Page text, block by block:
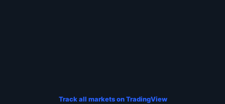
Track all markets on TradingView